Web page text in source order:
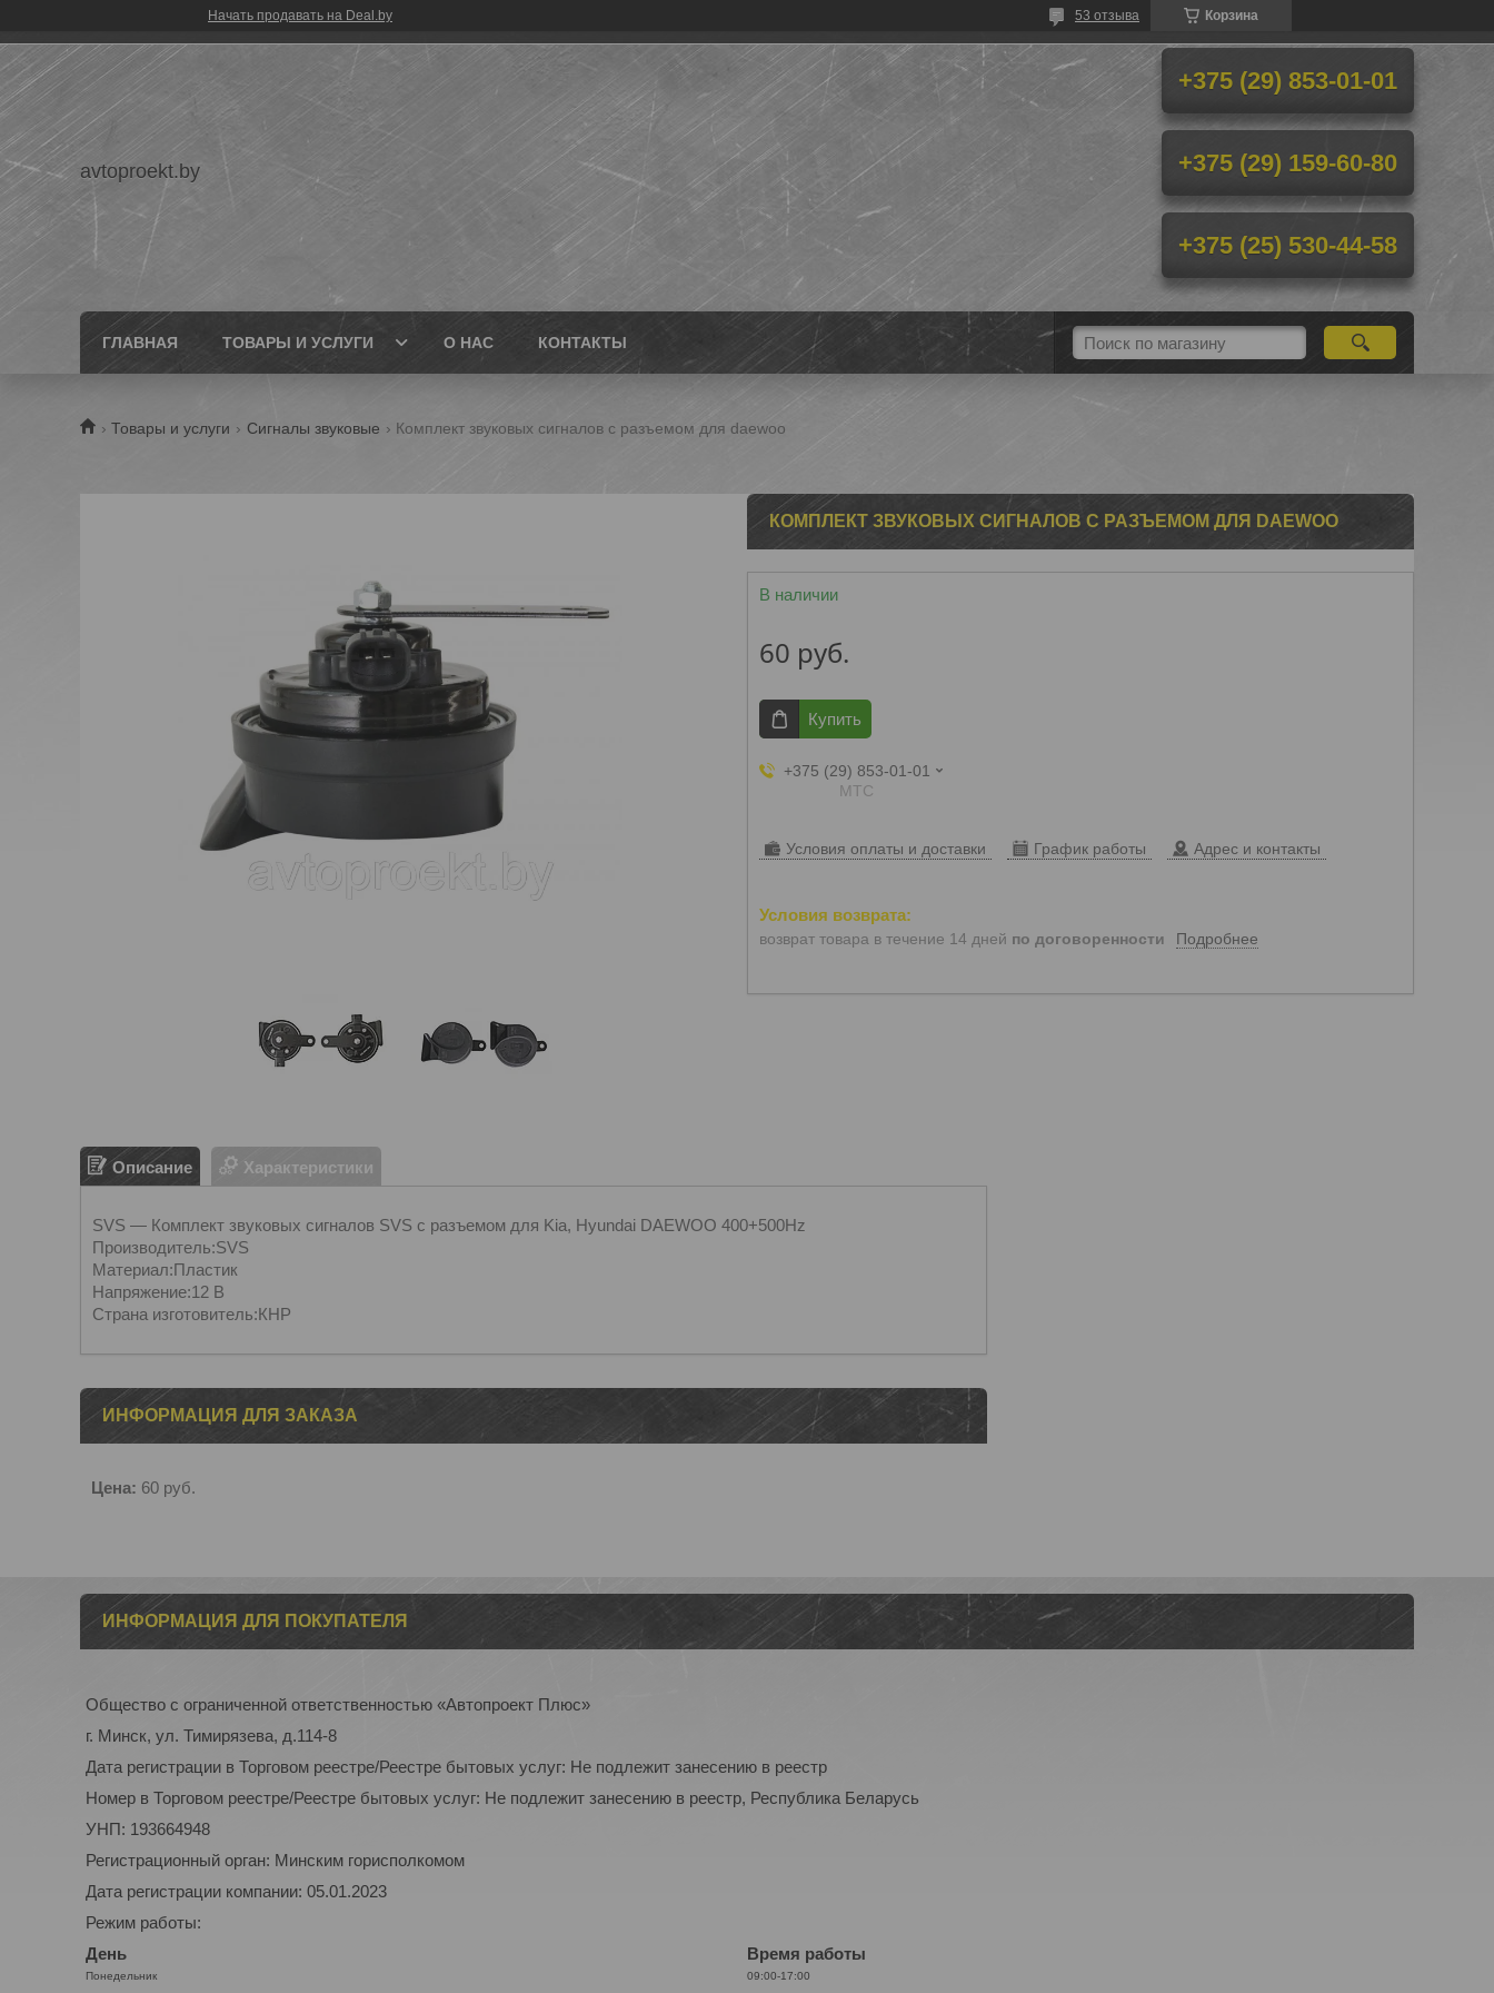
Начать продавать на Deal.by Корзина
53 отзыва
avtoproekt.by
+375 (29) 853-01-01
+375 (29) 159-60-80
+375 (25) 530-44-58
ГЛАВНАЯ ТОВАРЫ И УСЛУГИ О НАС КОНТАКТЫ
Товары и услуги Сигналы звуковые Комплект звуковых сигналов с разъeмом для daewoo
КОМПЛЕКТ ЗВУКОВЫХ СИГНАЛОВ С РАЗЪEМОМ ДЛЯ DAEWOO
В наличии
60 руб.
Купить
+375 (29) 853-01-01
МТС
Условия оплаты и доставки График работы Адрес и контакты
возврат товара в течение 14 дней по договоренности Подробнее
Описание Характеристики
SVS — Комплект звуковых сигналов SVS с разъeмом для Kia, Hyundai DAEWOO 400+500Hz
Производитель:SVS
Материал:Пластик
Напряжение:12 В
Страна изготовитель:КНР
ИНФОРМАЦИЯ ДЛЯ ЗАКАЗА
Цена: 60 руб.
ИНФОРМАЦИЯ ДЛЯ ПОКУПАТЕЛЯ
Общество с ограниченной ответственностью «Автопроект Плюс»
г. Минск, ул. Тимирязева, д.114-8
Дата регистрации в Торговом реестре/Реестре бытовых услуг: Не подлежит занесению в реестр
Номер в Торговом реестре/Реестре бытовых услуг: Не подлежит занесению в реестр, Республика Беларусь
УНП: 193664948
Регистрационный орган: Минским горисполкомом
Дата регистрации компании: 05.01.2023
Режим работы:
День
Время работы
Понедельник
09:00-17:00